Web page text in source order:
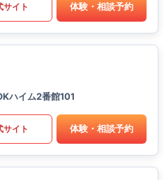
サイト 体験・相談予約
ハイム2番館101
サイト 体験・相談予約